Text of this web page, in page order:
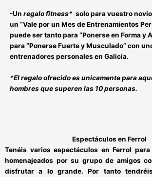
-Un regalo fitness* solo para vuestro
un “Vale por un Mes de Entrenamientos
puede ser tanto para“Ponerse en Forma y
para“Ponerse Fuerte y Musculado” con
entrenadores personales en Galicia.
*El regalo ofrecido es unicamente para
hombres que superen las 10 personas.
Espectáculos en Ferrol
Tenéis varios espectáculos en Ferrol para
homenajeados por su grupo de amigos
disfrutar a lo grande. Por tanto